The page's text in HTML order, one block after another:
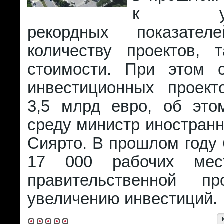
к
рекордных
количеству
стоимости. При этом
инвестиционных
3,5 млрд евро, об
среду министр
Сиярто. В прошлом году
17 000 рабочих
правительственной
увеличению инвестиций.